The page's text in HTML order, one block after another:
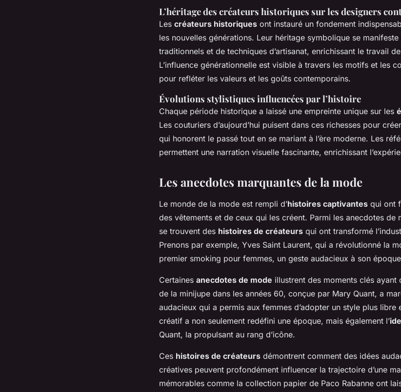
L’héritage des créateurs historiques sur les designers
Les créateurs historiques ont instauré un fondement
les nouvelles générations. Leur héritage symbolique se manifeste
traditionnels et de techniques d’artisanat, enrichissant le travail
L’influence générationnelle est visible à travers les motifs et les
pour refléter les valeurs et les goûts contemporains.
Évolutions stylistiques influencées par l’histoire
Chaque période historique a laissé une empreinte unique sur les
Les couturiers d’aujourd’hui puisent dans ces richesses pour
qui honorent le passé tout en se mariant à l’ère moderne. Les
permettent une narration visuelle fascinante, enrichissant
Les anecdotes marquantes de la mode
Le monde de la mode est rempli d’histoires captivantes qui ont
des vêtements et de ceux qui les créent. Parmi les anecdotes de
se trouvent des histoires de créateurs qui ont transformé
Prenons par exemple, Yves Saint Laurent, qui a révolutionné la
premier smoking pour femmes, un geste audacieux à son
Certaines anecdotes de mode illustrent des moments clés ayant
de la minijupe dans les années 60, conçue par Mary Quant, a
audacieux qui a permis aux femmes d’adopter un style plus libre
créatif a non seulement redéfini une époque, mais également l’
Quant, la propulsant au rang d’icône.
Ces histoires de créateurs démontrent comment des idées
créatives peuvent profondément influencer la trajectoire d’une
mémorables comme la collection papier de Paco Rabanne ont